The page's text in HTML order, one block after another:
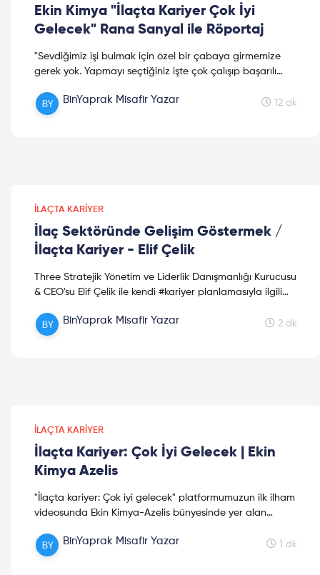
Ekin Kimya "İlaçta Kariyer Çok İyi
Gelecek" Rana Sanyal ile Röportaj
"Sevdiğimiz işi bulmak için özel bir çabaya girmemize
gerek yok. Yapmayı seçtiğiniz işte çok çalışıp başarılı
Boğaziçi Üniversitesi Yaşam Bilimleri ve Teknolojileri
Merkezi müdürü ve RS Research kurucusu Prof. Dr. Rana
BinYaprak Misafir Yazar 12 dk
İLAÇTA KARIYER
İlaç Sektöründe Gelişim Göstermek /
İlaçta Kariyer - Elif Çelik
Three Stratejik Yönetim ve Liderlik Danışmanlığı Kurucusu
& CEO'su Elif Çelik ile kendi #kariyer planlamasıyla ilgili
BinYaprak Misafir Yazar 2 dk
İLAÇTA KARIYER
İlaçta Kariyer: Çok İyi Gelecek | Ekin
Kimya Azelis
"İlaçta kariyer: Çok iyi gelecek" platformumuzun ilk ilham
videosunda Ekin Kimya-Azelis bünyesinde yer alan
BinYaprak Misafir Yazar 1 dk